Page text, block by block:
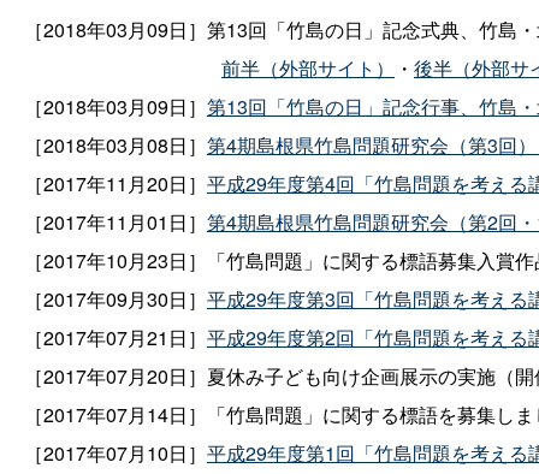
［2018年03月09日］第13回「竹島の日」記念式典、竹島
前半（外部サイト）
・ 後半（外部サ
［2018年03月09日］ 第13回「竹島の日」記念行事、竹島
［2018年03月08日］ 第4期島根県竹島問題研究会（第3回
［2017年11月20日］ 平成29年度第4回「竹島問題を考え
［2017年11月01日］ 第4期島根県竹島問題研究会（第2回
［2017年10月23日］「竹島問題」に関する標語募集入賞
［2017年09月30日］ 平成29年度第3回「竹島問題を考え
［2017年07月21日］ 平成29年度第2回「竹島問題を考え
［2017年07月20日］ 夏休み子ども向け企画展示の実施（
［2017年07月14日］
「竹島問題」に関する標語を募集し
［2017年07月10日］ 平成29年度第1回「竹島問題を考え